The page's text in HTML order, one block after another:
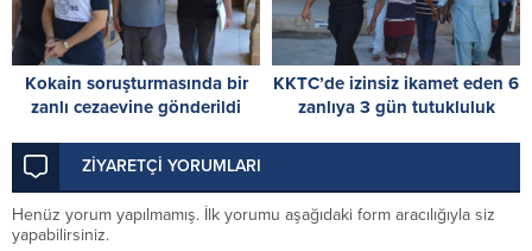
Kokain soruşturmasında bir
zanlı cezaevine gönderildi
KKTC’de izinsiz ikamet eden 6
zanlıya 3 gün tutukluluk
ZİYARETÇİ YORUMLARI
Henüz yorum yapılmamış. İlk yorumu aşağıdaki form aracılığıyla siz
yapabilirsiniz.